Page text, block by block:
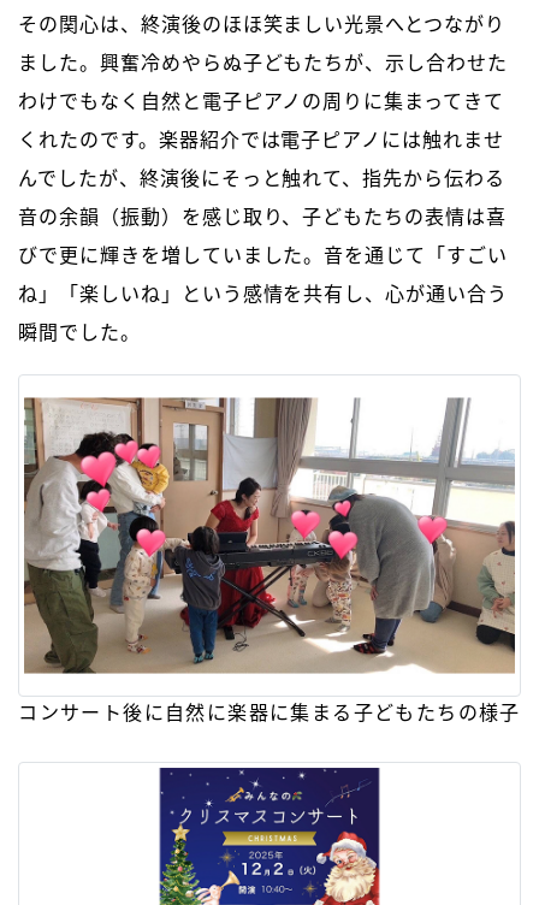
その関心は、終演後のほほ笑ましい光景へとつながり
ました。興奮冷めやらぬ子どもたちが、示し合わせた
わけでもなく自然と電子ピアノの周りに集まってきて
くれたのです。楽器紹介では電子ピアノには触れませ
んでしたが、終演後にそっと触れて、指先から伝わる
音の余韻（振動）を感じ取り、子どもたちの表情は喜
びで更に輝きを増していました。音を通じて「すごい
ね」「楽しいね」という感情を共有し、心が通い合う
瞬間でした。
コンサート後に自然に楽器に集まる子どもたちの様子